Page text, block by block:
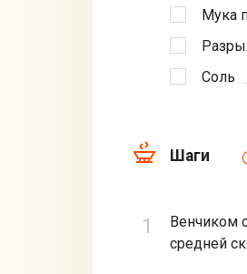
Мука
Соль
Шаги
Венчиком
средней